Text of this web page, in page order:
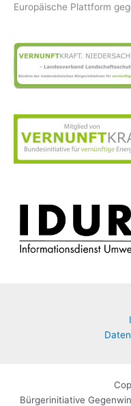
Europäische Plattform
Bürgerinitiative